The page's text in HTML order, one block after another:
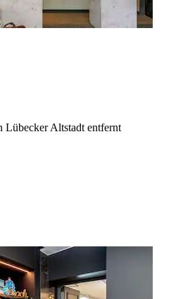
Altstadt entfernt